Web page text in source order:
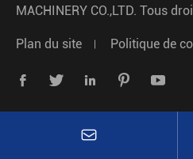
MACHINERY CO.,LTD. Tous
Plan du site Politique de
    
